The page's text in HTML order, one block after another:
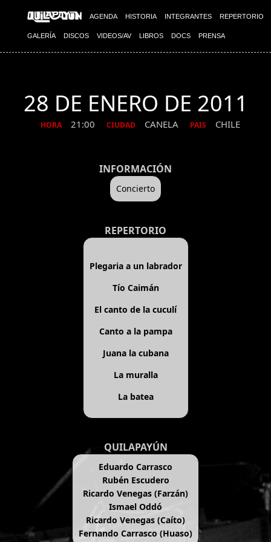
AGENDA HISTORIA INTEGRANTES REPERTORIO
GALERÍA DISCOS VIDEOS/AV LIBROS DOCS PRENSA
28 DE ENERO DE 2011
HORA 21:00 CIUDAD CANELA PAIS CHILE
INFORMACIÓN
Concierto
REPERTORIO
Plegaria a un labrador
Tío Caimán
El canto de la cuculí
Canto a la pampa
Juana la cubana
La muralla
La batea
QUILAPAYÚN
Eduardo Carrasco
Rubén Escudero
Ricardo Venegas (Farzán)
Ismael Oddó
Ricardo Venegas (Caíto)
Fernando Carrasco (Huaso)